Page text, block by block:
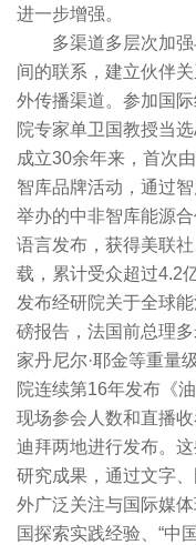
进一步增强。
多渠道多层次加
间的联系，建立伙伴
外传播渠道。参加国
院专家单卫国教授当
成立30余年来，首次
智库品牌活动，通过
举办的中非智库能源
语言发布，获得美联
载，累计受众超过4.2
发布经研院关于全球
磅报告，法国前总理
家丹尼尔·耶金等重量
院连续第16年发布《
现场参会人数和直播
迪拜两地进行发布。
研究成果，通过文字
外广泛关注与国际媒
国探索实践经验、“中